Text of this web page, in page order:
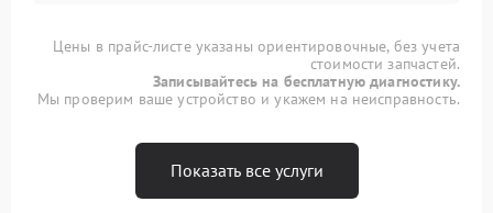
Цены в прайс-листе указаны ориентировочные, без учета
стоимости запчастей.
Записывайтесь на бесплатную диагностику.
Мы проверим ваше устройство и укажем на неисправность.
Показать все услуги